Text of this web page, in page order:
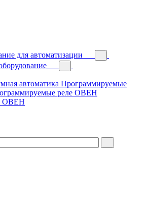
для автоматизации
автоматика Программируемые
реле ОВЕН
ОВЕН